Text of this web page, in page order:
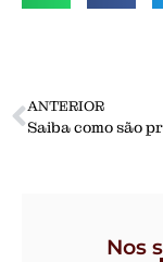
ANTERIOR
Nos